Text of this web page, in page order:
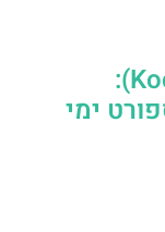
אגם קוכל בבוואריה (Kochelsee):
ימי